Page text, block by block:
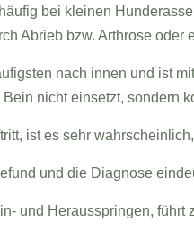
bei kleinen
Abrieb bzw. Arthrose
nach innen und ist
nicht einsetzt, sondern
ist es sehr
und die Diagnose
und Herausspringen, führt